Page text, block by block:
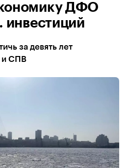
ДФО
инвестиций
за девять лет
и СПВ